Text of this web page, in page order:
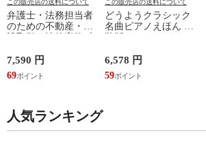
この販売店の送料について
弁護士・法務担当者
のための不動産・建
開発、設計・監理、
建設請負 第２版 /富
田裕 小里佳嵩
7,590 円
69
この販売店の送料について
どうようクラシック
名曲ピアノえほん 新
ワシマミワコ
6,578 円
59
人気ランキング